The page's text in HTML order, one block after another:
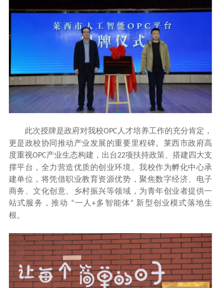
此次授牌是政府对我校OPC 人才培养工作的充分肯定，
更是政校协同推动产业发展的重要里程碑。莱西市政府高
度重视OPC产业生态构建，出台22项扶持政策、搭建四大支
撑平台，全力营造优质的创业环境。我校作为孵化中心承
建单位，将凭借职业教育资源优势，聚焦数字经济、电子
商务、文化创意、乡村振兴等领域，为青年创业者提供一
站式服务，推动 “一人+多智能体”新型创业模式落地生
根。